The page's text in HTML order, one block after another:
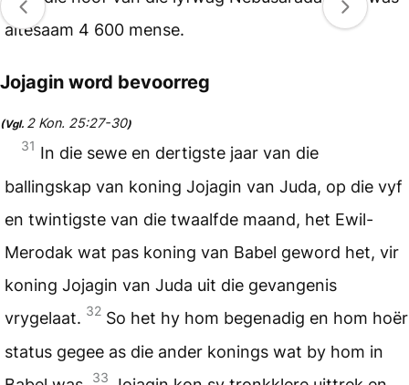
altesaam 4 600 mense.
Jojagin word bevoorreg
(Vgl. 2 Kon. 25:27-30)
31 In die sewe en dertigste jaar van die
ballingskap van koning Jojagin van Juda, op die vyf
en twintigste van die twaalfde maand, het Ewil-
Merodak wat pas koning van Babel geword het, vir
koning Jojagin van Juda uit die gevangenis
vrygelaat. 32 So het hy hom begenadig en hom hoër
status gegee as die ander konings wat by hom in
33